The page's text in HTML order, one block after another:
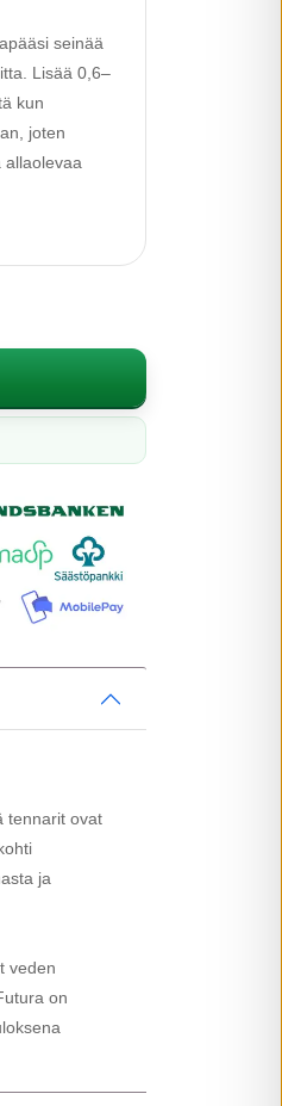
seinää
Lisää 0,6–
kun
joten
allaolevaa
tennarit ovat
ja
veden
on